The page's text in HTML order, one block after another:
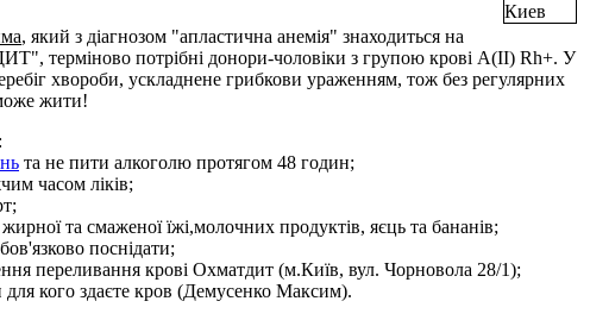
, який з діагнозом "апластична анемія" знаходиться на
терміново потрібні донори-чоловіки з групою крові A(II) Rh+. У
хвороби, ускладнене грибкови ураженням, тож без регулярних
жити!
та не пити алкоголю протягом 48 годин;
часом ліків;
та смаженої їжі,молочних продуктів, яєць та бананів;
поснідати;
переливання крові Охматдит (м.Київ, вул. Чорновола 28/1);
для кого здаєте кров (Демусенко Максим).